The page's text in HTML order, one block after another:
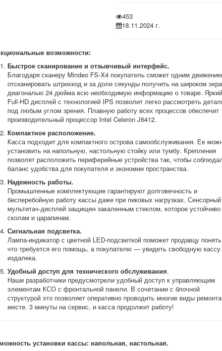
453
18.11.2024 г.
возможности:
Быстрое сканирование и отзывчивый интерфейс.
Благодаря сканеру Mindeo FS-X4 покупатель сможет одним
отсканировать штрихкод и за доли секунды получить на широком
диагональю 24 дюйма всю необходимую информацию о товаре. Яркий
Full-HD дисплей с технологией IPS позволит легко рассмотреть
под любым углом зрения. Плавную работу всех процессов обеспечит
производительный процессор Intel Celeron J6412.
Компактное расположение.
Касса подходит для компактного острова самообслуживания. Ее
установить на напольную, настольную стойку или тумбу. Крепления
позволят расположить периферийные устройства так, чтобы
баланс удобства для покупателя и экономии пространства.
Надежность работы.
Промышленные комплектующие гарантируют долговечность и
бесперебойную работу кассы даже при пиковых нагрузках. Сенсорный
мультитач-дисплей защищен закаленным стеклом, которое устойчиво
сколам и царапинам.
Сигнальная подсветка.
Лампа-индикатор с цветной LED-подсветкой поможет продавцу
что требуется его помощь, а покупателю — увидеть свободную кассу
издалека.
Удобный доступ для технического обслуживания.
Наши разработчики предусмотрели удобный доступ к управляющим
элементам КСО с фронтальной панели. В сочетании с блочной
структурой это позволяет оперативно проводить многие виды
месте. 3 минуты на сервис, и касса продолжит работу!
установки кассы: напольная, настольная.